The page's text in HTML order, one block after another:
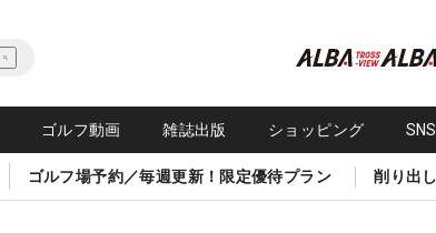
ゴルフ動画 雑誌出版 ショッピング
ゴルフ場予約／毎週更新！限定優待プラン 削り出